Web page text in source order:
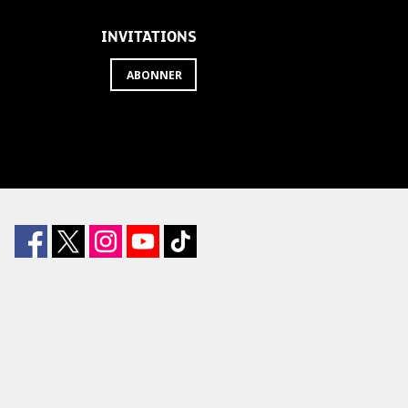
INVITATIONS
ABONNER